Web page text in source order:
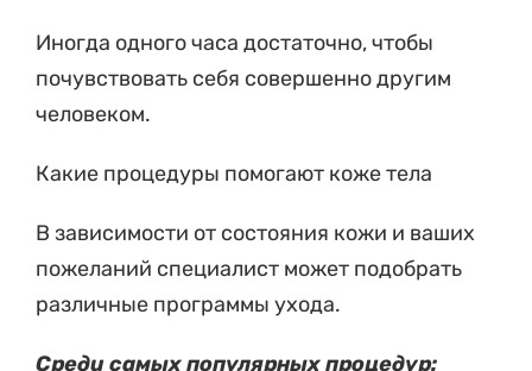
Иногда одного часа достаточно, чтобы
почувствовать себя совершенно другим
человеком.
Какие процедуры помогают коже тела
В зависимости от состояния кожи и ваших
пожеланий специалист может подобрать
различные программы ухода.
Среди самых популярных процедур: